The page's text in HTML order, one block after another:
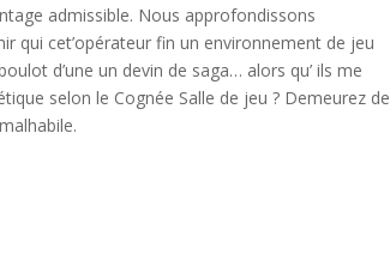
admissible. Nous approfondissons
qui cet’opérateur fin un environnement de jeu
d’une un devin de saga… alors qu’ ils me
selon le Cognée Salle de jeu ? Demeurez de